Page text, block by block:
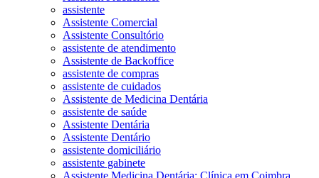
assistente
Assistente Comercial
Assistente Consultório
assistente de atendimento
Assistente de Backoffice
assistente de compras
assistente de cuidados
Assistente de Medicina Dentária
assistente de saúde
Assistente Dentária
Assistente Dentário
assistente domiciliário
assistente gabinete
Assistente Medicina Dentária; Clínica em Coimbra